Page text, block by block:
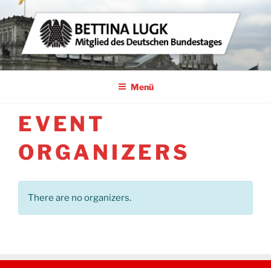
Zum
Inhalt
springen
BETTINA LUGK
MITGLIED DES DEUTSCHEN BUNDESTAGES
Menü
EVENT
ORGANIZERS
There are no organizers.